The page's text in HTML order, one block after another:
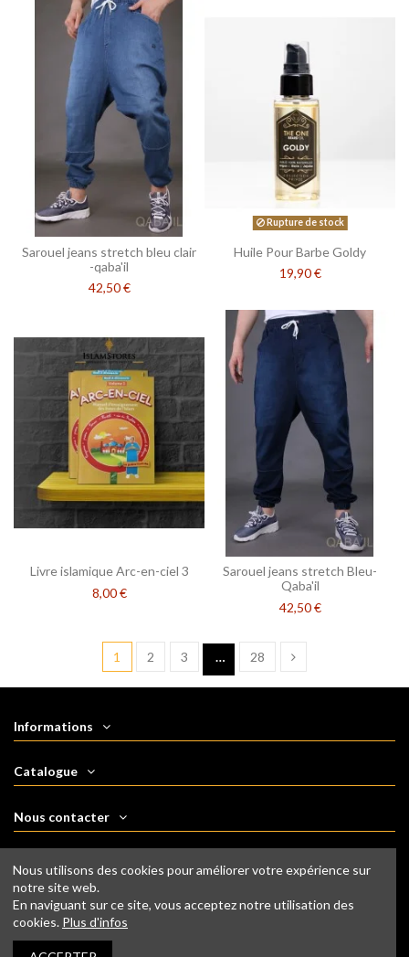
Sarouel jeans stretch bleu clair
-qaba'il
42,50 €
Rupture de stock
Huile Pour Barbe Goldy
19,90 €
Livre islamique Arc-en-ciel 3
8,00 €
Sarouel jeans stretch Bleu-
Qaba'il
42,50 €
1 2 3 … 28
Informations
Catalogue
Nous contacter
Newsletter
Nous utilisons des cookies pour améliorer votre expérience sur
notre site web.
En naviguant sur ce site, vous acceptez notre utilisation des
cookies. Plus d'infos